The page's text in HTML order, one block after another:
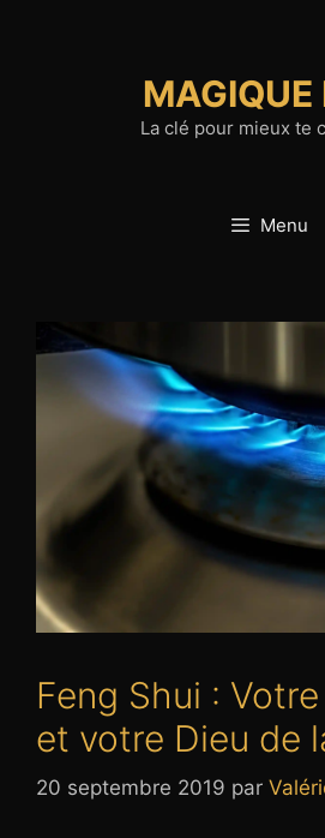
MAGIQUE
La clé pour mieux te
Menu
Feng Shui :
et votre Dieu de
20 septembre 2019 par